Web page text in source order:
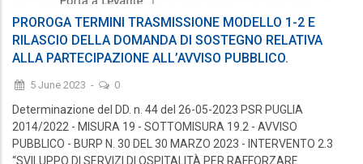
PROROGA TERMINI TRASMISSIONE MODELLO 1-2 E
RILASCIO DELLA DOMANDA DI SOSTEGNO RELATIVA
ALLA PARTECIPAZIONE ALL’AVVISO PUBBLICO.
5 June 2023 - 0
Determinazione del DD. n. 44 del 26-05-2023 PSR PUGLIA
2014/2022 - MISURA 19 - SOTTOMISURA 19.2 - AVVISO
PUBBLICO - BURP N. 30 DEL 30 MARZO 2023 - INTERVENTO 2.3
“SVILUPPO DI SERVIZI DI OSPITALITÀ PER RAFFORZARE